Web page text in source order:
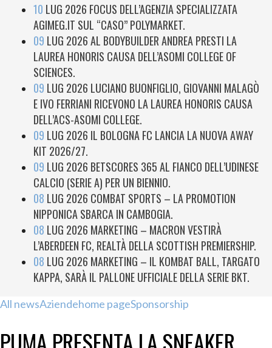
10 LUG 2026 FOCUS DELL’AGENZIA SPECIALIZZATA
AGIMEG.IT SUL “CASO” POLYMARKET.
09 LUG 2026AL BODYBUILDER ANDREA PRESTI LA
LAUREA HONORIS CAUSA DELL’ASOMI COLLEGE OF
SCIENCES.
09 LUG 2026 LUCIANO BUONFIGLIO, GIOVANNI MALAGÒ
E IVO FERRIANI RICEVONO LA LAUREA HONORIS CAUSA
DELL’ACS-ASOMI COLLEGE.
09 LUG 2026 IL BOLOGNA FC LANCIA LA NUOVA AWAY
KIT 2026/27.
09 LUG 2026 BETSCORES 365 AL FIANCO DELL’UDINESE
CALCIO (SERIE A) PER UN BIENNIO.
08 LUG 2026 COMBAT SPORTS – LA PROMOTION
NIPPONICA SBARCA IN CAMBOGIA.
08 LUG 2026 MARKETING – MACRON VESTIRÀ
L’ABERDEEN FC, REALTÀ DELLA SCOTTISH PREMIERSHIP.
08 LUG 2026 MARKETING – IL KOMBAT BALL, TARGATO
KAPPA, SARÀ IL PALLONE UFFICIALE DELLA SERIE BKT.
All newsAziendehome pageSponsorship